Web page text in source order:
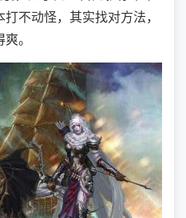
不动怪，其实找对方法，
。